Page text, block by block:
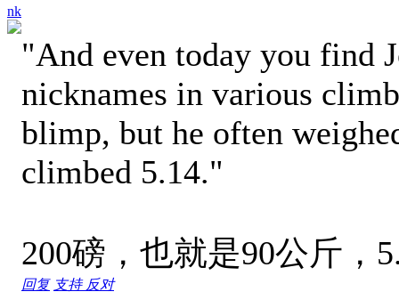
nk
"And even today you find
nicknames in various
blimp, but he often
climbed 5.14."
200磅，也就是90公斤，
回复 支持 反对